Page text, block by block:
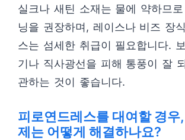
실크나 새틴 소재는 물에 약하므
닝을 권장하며, 레이스나 비즈 장
스는 섬세한 취급이 필요합니다.
기나 직사광선을 피해 통풍이 잘
관하는 것이 좋습니다.
피로연드레스를 대여할 경우
제는 어떻게 해결하나요?